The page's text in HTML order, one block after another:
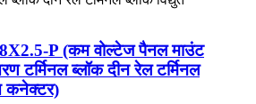
P (कम वोल्टेज पैनल माउंट
टर्मिनल ब्लॉक दीन रेल टर्मिनल
कनेक्टर)